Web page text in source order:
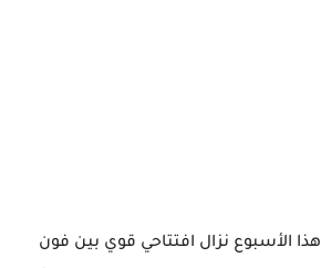
شهد عرض 2.0 NXT هذا الأسبوع نزال افتتاحي قوي بين فون